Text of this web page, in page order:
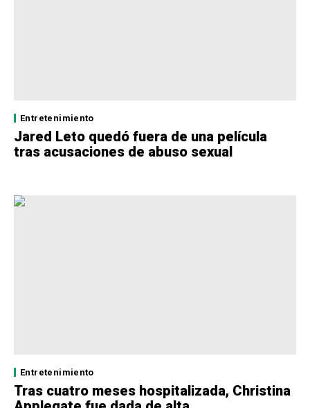
Entretenimiento
Jared Leto quedó fuera de una película
tras acusaciones de abuso sexual
Entretenimiento
Tras cuatro meses hospitalizada, Christina